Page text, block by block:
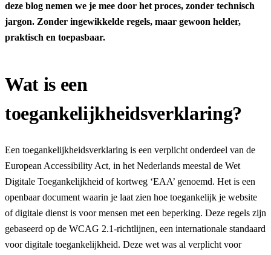
deze blog nemen we je mee door het proces, zonder technisch
jargon. Zonder ingewikkelde regels, maar gewoon helder,
praktisch en toepasbaar.
Wat is een
toegankelijkheidsverklaring?
Een toegankelijkheidsverklaring is een verplicht onderdeel van de
European Accessibility Act, in het Nederlands meestal de Wet
Digitale Toegankelijkheid of kortweg ‘EAA’ genoemd. Het is een
openbaar document waarin je laat zien hoe toegankelijk je website
of digitale dienst is voor mensen met een beperking. Deze regels zijn
gebaseerd op de WCAG 2.1-richtlijnen, een internationale standaard
voor digitale toegankelijkheid. Deze wet was al verplicht voor